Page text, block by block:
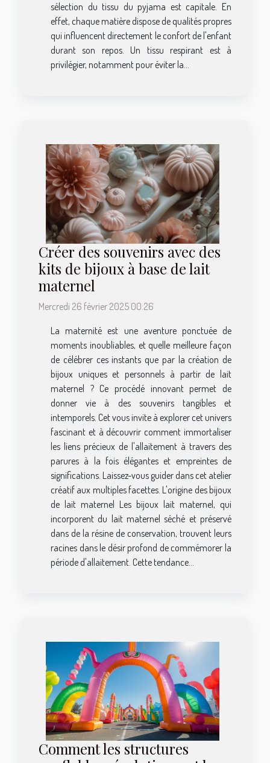
sélection du tissu du pyjama est capitale. En
effet, chaque matière dispose de qualités propres
qui influencent directement le confort de l'enfant
durant son repos. Un tissu respirant est à
privilégier, notamment pour éviter la...
Créer des souvenirs avec des
kits de bijoux à base de lait
maternel
Mercredi 26 février 2025 00:26
La maternité est une aventure ponctuée de
moments inoubliables, et quelle meilleure façon
de célébrer ces instants que par la création de
bijoux uniques et personnels à partir de lait
maternel ? Ce procédé innovant permet de
donner vie à des souvenirs tangibles et
intemporels. Cet vous invite à explorer cet univers
fascinant et à découvrir comment immortaliser
les liens précieux de l'allaitement à travers des
parures à la fois élégantes et empreintes de
significations. Laissez-vous guider dans cet atelier
créatif aux multiples facettes. L'origine des bijoux
de lait maternel Les bijoux lait maternel, qui
incorporent du lait maternel séché et préservé
dans de la résine de conservation, trouvent leurs
racines dans le désir profond de commémorer la
période d'allaitement. Cette tendance...
Comment les structures